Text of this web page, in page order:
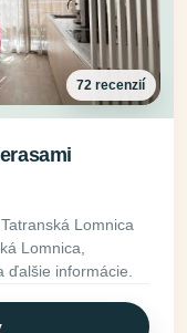
72 recenzií
Lomnica
Lomnica,
ďalšie informácie.